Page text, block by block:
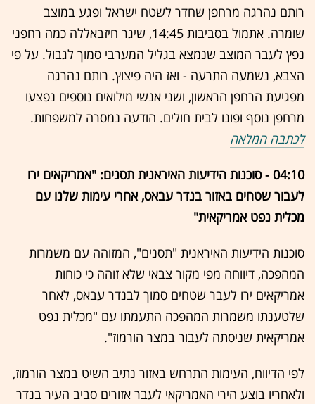
רותם נהרגה מרחפן שחדר לשטח ישראל ופגע במוצב
שומרה. אתמול בסביבות 14:45, שיגר חיזבאללה כמה רחפני
נפץ לעבר המוצב שנמצא בגליל המערבי סמוך לגבול. על פי
הצבא, נשמעה התרעה - ואז היה פיצוץ. רותם נהרגה
מפגיעת הרחפן הראשון, ושני אנשי מילואים נוספים נפצעו
מרחפן נוסף ופונו לבית חולים. הודעה נמסרה למשפחות.
לכתבה המלאה
04:10 - סוכנות הידיעות האיראנית תסנים: "אמריקאים ירו
לעבור שטחים באזור בנדר עבאס, אחרי עימות שלנו עם
מכלית נפט אמריקאית"
סוכנות הידיעות האיראנית "תסנים", המזוהה עם משמרות
המהפכה, דיווחה מפי מקור צבאי שלא זוהה כי כוחות
אמריקאים ירו לעבר שטחים סמוך לבנדר עבאס, לאחר
שלטענתו משמרות המהפכה התעמתו עם "מכלית נפט
אמריקאית שניסתה לעבור במצר הורמוז".
לפי הדיווח, העימות התרחש באזור נתיב השיט במצר הורמוז,
ולאחריו בוצע הירי האמריקאי לעבר אזורים סביב העיר בנדר